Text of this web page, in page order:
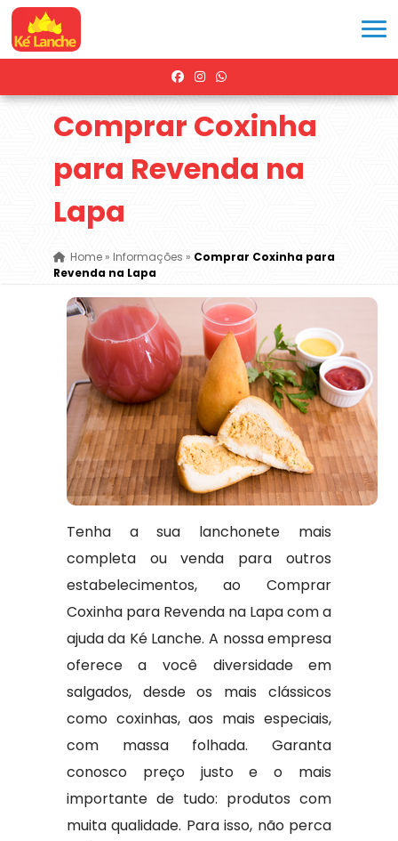
Comprar Coxinha
para Revenda na
Lapa
Home» Informações » Comprar Coxinha para
Revenda na Lapa
Tenha a sua lanchonete mais
completa ou venda para outros
estabelecimentos, ao Comprar
Coxinha para Revenda na Lapa com a
ajuda da Ké Lanche. A nossa empresa
oferece a você diversidade em
salgados, desde os mais clássicos
como coxinhas, aos mais especiais,
com massa folhada. Garanta
conosco preço justo e o mais
importante de tudo: produtos com
muita qualidade. Para isso, não perca